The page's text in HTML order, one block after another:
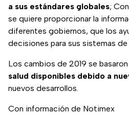
a sus estándares globales;
se quiere proporcionar la
diferentes gobiernos, que los
decisiones para sus sistemas de
Los cambios de 2019 se basaron
salud disponibles debido a
nuevos desarrollos.
Con información de Notimex